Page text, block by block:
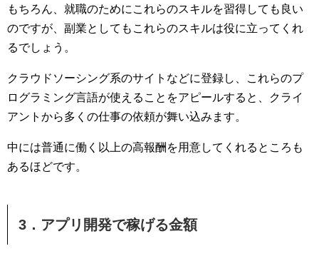
もちろん、就職のためにこれらのスキルを習得しても良い
のですが、副業としてもこれらのスキルは役に立ってくれ
るでしょう。
クラウドソーシング系のサイトなどに登録し、これらのプ
ログラミング言語が使えることをアピールすると、クライ
アントから多くの仕事の依頼が舞い込みます。
中には普通に働く以上の高報酬を用意してくれるところも
あるほどです。
3．アプリ開発で稼げる金額